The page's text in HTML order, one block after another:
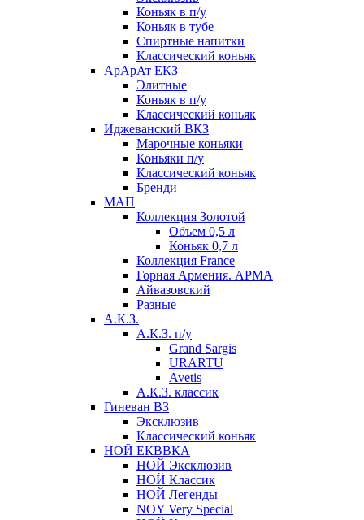
Коньяк в п/у
Коньяк в тубе
Спиртные напитки
Классический коньяк
АрАрАт ЕКЗ
Элитные
Коньяк в п/у
Классический коньяк
Иджеванский ВКЗ
Марочные коньяки
Коньяки п/у
Классический коньяк
Бренди
МАП
Коллекция Золотой
Объем 0,5 л
Коньяк 0,7 л
Коллекция France
Горная Армения. АРМА
Айвазовский
Разные
А.К.З.
А.К.З. п/у
Grand Sargis
URARTU
Avetis
А.К.З. классик
Гиневан ВЗ
Эксклюзив
Классический коньяк
НОЙ ЕКВВКА
НОЙ Эксклюзив
НОЙ Классик
НОЙ Легенды
NOY Very Speсial